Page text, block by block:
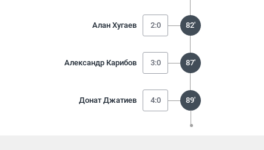
Алан Хугаев 2:0 82'
Александр Карибов 3:0 87'
Донат Джатиев 4:0 89'